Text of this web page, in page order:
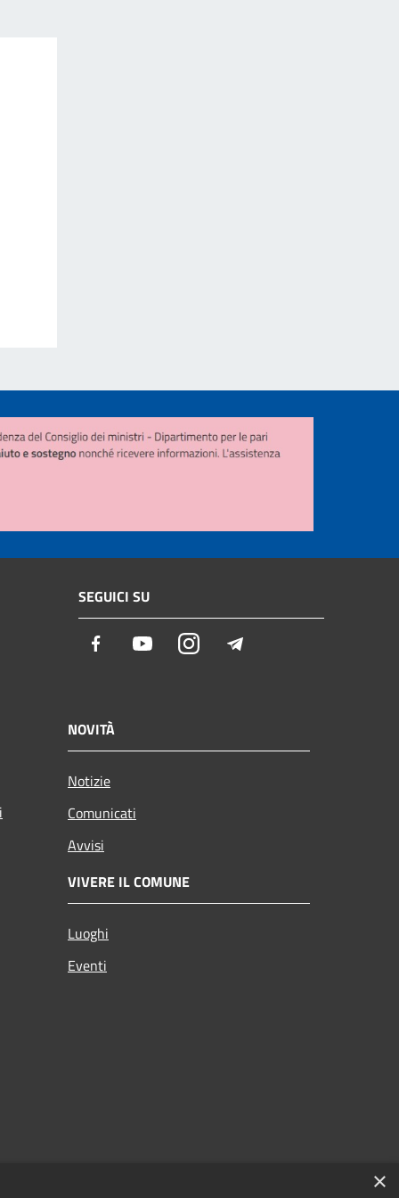
SEGUICI SU
Facebook YoutubeInstagram
NOVITÀ
Notizie
Comunicati
Avvisi
VIVERE IL COMUNE
Luoghi
Eventi
×